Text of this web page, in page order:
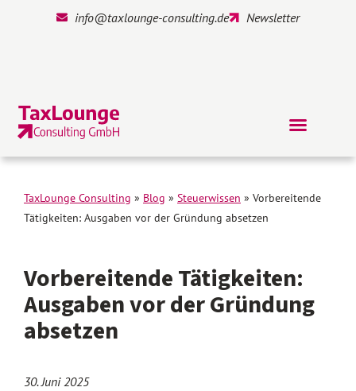
info@taxlounge-consulting.de Newsletter
TaxLounge Consulting » Blog » Steuerwissen » Vorbereitende
Tätigkeiten: Ausgaben vor der Gründung absetzen
Vorbereitende Tätigkeiten:
Ausgaben vor der Gründung
absetzen
30. Juni 2025